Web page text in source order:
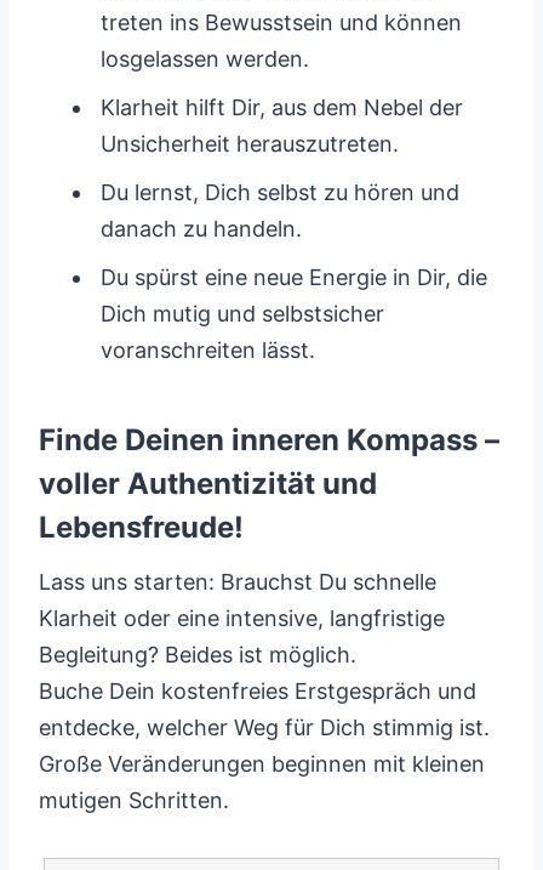
treten ins Bewusstsein und können
losgelassen werden.
Klarheit hilft Dir, aus dem Nebel der
Unsicherheit herauszutreten.
Du lernst, Dich selbst zu hören und
danach zu handeln.
Du spürst eine neue Energie in Dir, die
Dich mutig und selbstsicher
voranschreiten lässt.
Finde Deinen inneren Kompass –
voller Authentizität und
Lebensfreude!
Lass uns starten: Brauchst Du schnelle
Klarheit oder eine intensive, langfristige
Begleitung? Beides ist möglich.
Buche Dein kostenfreies Erstgespräch und
entdecke, welcher Weg für Dich stimmig ist.
Große Veränderungen beginnen mit kleinen
mutigen Schritten.